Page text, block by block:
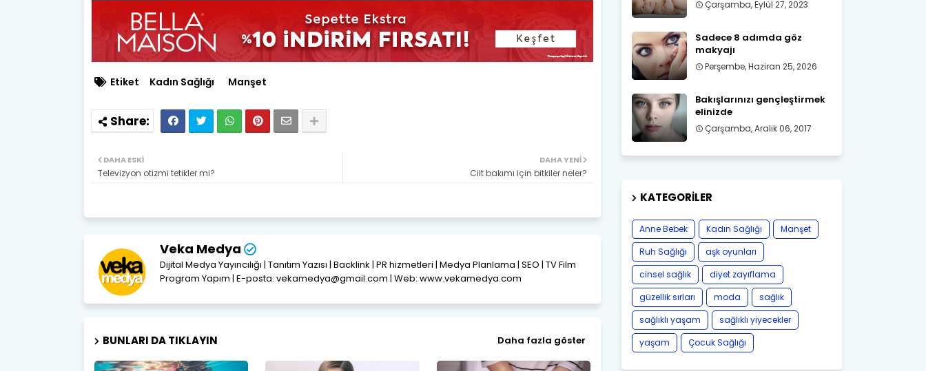
Etiket Kadın Sağlığı Manşet
DAHA YENI
Cilt bakımı için bitkiler neler?
DAHA ESKI
Televizyon otizmi tetikler mi?
Veka Medya
Dijital Medya Yayıncılığı | Tanıtım Yazısı | Backlink | PR hizmetleri | Medya Planlama | SEO | TV Film
Program Yapım | E-posta: vekamedya@gmail.com | Web: www.vekamedya.com
BUNLARI DA TIKLAYIN Daha fazla göster
Çarşamba, Eylül 27, 2023
Sadece 8 adımda göz
makyajı
Perşembe, Haziran 25, 2026
Bakışlarınızı gençleştirmek
elinizde
Çarşamba, Aralık 06, 2017
KATEGORILER
Anne Bebek Kadın Sağlığı
Manşet
Ruh Sağlığı
aşk oyunları
cinsel sağlık
diyet zayıflama
güzellik sırları
moda
sağlık
sağlıklı yaşam
sağlıklı yiyecekler
yaşam
Çocuk Sağlığı